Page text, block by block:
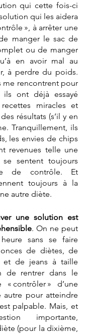
qui cette fois-ci
qui les aidera
», à arrêter une
manger le sac de
ou de manger
en avoir mal au
à perdre du poids.
me rencontrent pour
ont déjà essayé
miracles et
résultats (s’il y en
Tranquillement, ils
les envies de chips
revenues telle une
sentent toujours
de contrôle. Et
toujours à la
autre diète.
une solution est
. On ne peut
sans se faire
de diètes, de
et de jeans à taille
de rentrer dans le
contrôler » d’une
autre pour atteindre
palpable. Mais, et
importante,
(pour la dixième,